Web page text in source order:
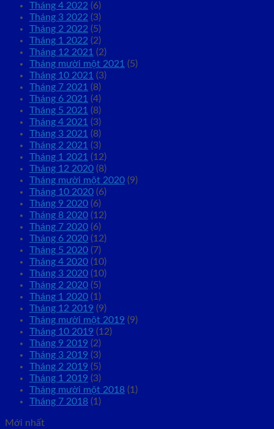
Tháng 4 2022 (6)
Tháng 3 2022 (3)
Tháng 2 2022 (5)
Tháng 1 2022 (2)
Tháng 12 2021 (2)
Tháng mười một 2021 (5)
Tháng 10 2021 (3)
Tháng 7 2021 (8)
Tháng 6 2021 (4)
Tháng 5 2021 (8)
Tháng 4 2021 (3)
Tháng 3 2021 (8)
Tháng 2 2021 (3)
Tháng 1 2021 (12)
Tháng 12 2020 (8)
Tháng mười một 2020 (9)
Tháng 10 2020 (6)
Tháng 9 2020 (6)
Tháng 8 2020 (12)
Tháng 7 2020 (6)
Tháng 6 2020 (12)
Tháng 5 2020 (7)
Tháng 4 2020 (10)
Tháng 3 2020 (10)
Tháng 2 2020 (5)
Tháng 1 2020 (1)
Tháng 12 2019 (9)
Tháng mười một 2019 (9)
Tháng 10 2019 (12)
Tháng 9 2019 (2)
Tháng 3 2019 (3)
Tháng 2 2019 (5)
Tháng 1 2019 (3)
Tháng mười một 2018 (1)
Tháng 7 2018 (1)
Mới nhất